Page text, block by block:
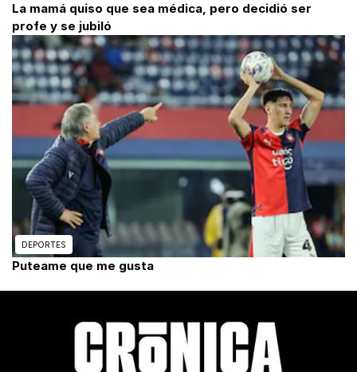
La mamá quiso que sea médica, pero decidió ser
profe y se jubiló
DEPORTES
Puteame que me gusta